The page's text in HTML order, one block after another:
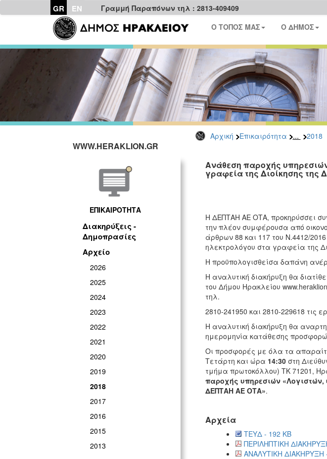
GR EN Γραμμή Παραπόνων τηλ : 2813-409409
Ο ΤΟΠΟΣ ΜΑΣ Ο ΔΗΜΟΣ
Αρχική Επικαιρότητα ... 2018
WWW.HERAKLION.GR
ΕΠΙΚΑΙΡΟΤΗΤΑ
Διακηρύξεις -
Δημοπρασίες
Αρχείο
2026
2025
2024
2023
2022
2021
2020
2019
2018
2017
2016
2015
2013
Ανάθεση παροχής
γραφεία της Διοίκησης της
Η ΔΕΠΤΑΗ ΑΕ ΟΤΑ, προκηρύσσει
την πλέον συμφέρουσα από
άρθρων 88 και 117 του Ν.4412/
ηλεκτρολόγου στα γραφεία της
Η προϋπολογισθείσα δαπάνη
Η αναλυτική διακήρυξη θα
του Δήμου Ηρακλείου
τηλ.
2810-241950 και 2810-229618 τις
Η αναλυτική διακήρυξη θα
ημερομηνία κατάθεσης
Οι προσφορές με όλα τα
Τετάρτη και ώρα 14:30στη
τμήμα πρωτοκόλλου) ΤΚ 71201,
παροχής υπηρεσιών
ΔΕΠΤΑΗ ΑΕ ΟΤΑ».
Αρχεία
ΤΕΥΔ - 192 KB
ΠΕΡΙΛΗΠΤΙΚΗ
ΑΝΑΛΥΤΙΚΗ ΔΙΑΚΗΡΥΞΗ